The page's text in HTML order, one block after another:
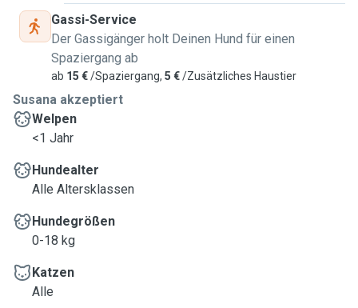
Gassi-Service
Der Gassigänger holt Deinen Hund für einen
Spaziergang ab
ab 15 €/Spaziergang, 5 €/Zusätzliches Haustier
Susana akzeptiert
Welpen
<1 Jahr
Hundealter
Alle Altersklassen
Hundegrößen
0-18 kg
Katzen
Alle